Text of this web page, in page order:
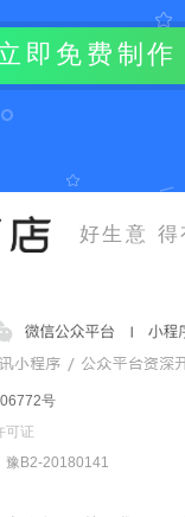
即免费制作
好生意 得
号
可证
豫B2-20180141